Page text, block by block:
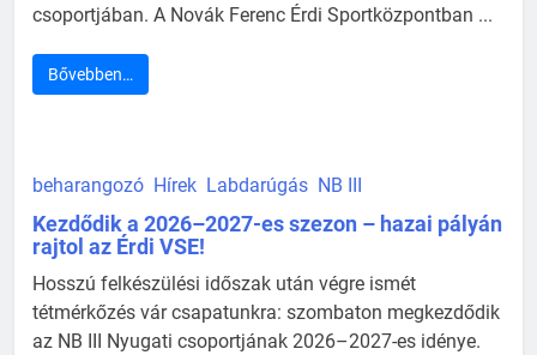
csoportjában. A Novák Ferenc Érdi Sportközpontban ...
Bővebben…
beharangozó Hírek Labdarúgás NB III
Kezdődik a 2026–2027-es szezon – hazai pályán
rajtol az Érdi VSE!
Hosszú felkészülési időszak után végre ismét
tétmérkőzés vár csapatunkra: szombaton megkezdődik
az NB III Nyugati csoportjának 2026–2027-es idénye.